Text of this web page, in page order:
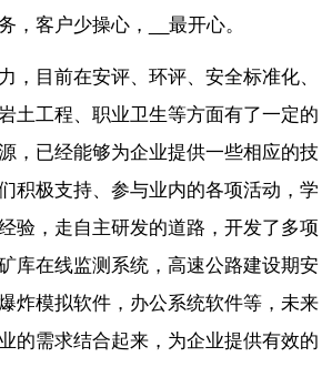
，客户少操心，__最开心。
，目前在安评、环评、安全标准化、
土工程、职业卫生等方面有了一定的
，已经能够为企业提供一些相应的技
积极支持、参与业内的各项活动，学
验，走自主研发的道路，开发了多项
库在线监测系统，高速公路建设期安
炸模拟软件，办公系统软件等，未来
的需求结合起来，为企业提供有效的